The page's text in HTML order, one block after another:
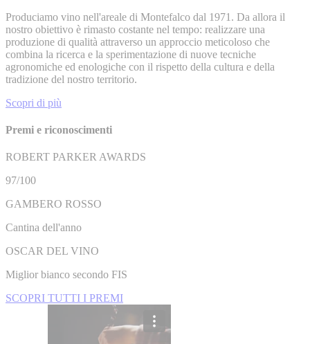
Produciamo vino nell'areale di Montefalco dal 1971. Da allora il
nostro obiettivo è rimasto costante nel tempo: realizzare una
produzione di qualità attraverso un approccio meticoloso che
combina la ricerca e la sperimentazione di nuove tecniche
agronomiche ed enologiche con il rispetto della cultura e della
tradizione del nostro territorio.
Scopri di più
Premi e riconoscimenti
ROBERT PARKER AWARDS
97/100
GAMBERO ROSSO
Cantina dell'anno
OSCAR DEL VINO
Miglior bianco secondo FIS
SCOPRI TUTTI I PREMI